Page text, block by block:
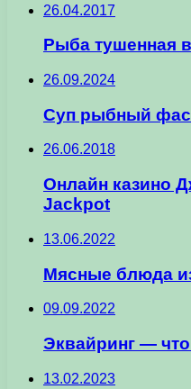
26.04.2017
Рыба тушенная
26.09.2024
Суп рыбный
26.06.2018
Онлайн казино
Jackpot
13.06.2022
Мясные блюда
09.09.2022
Эквайринг — что
13.02.2023